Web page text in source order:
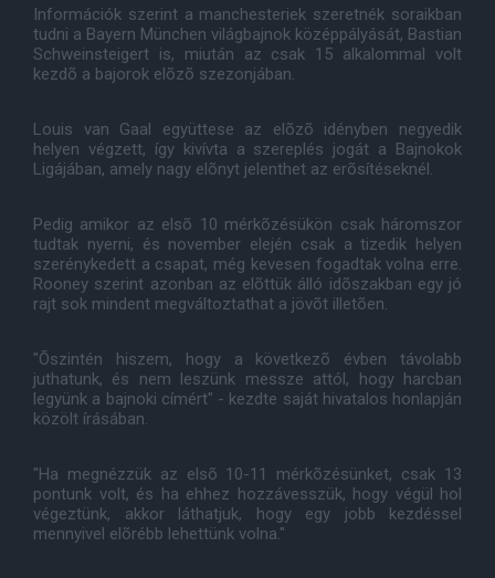
Információk szerint a manchesteriek szeretnék soraikban
tudni a Bayern München világbajnok középpályását, Bastian
Schweinsteigert is, miután az csak 15 alkalommal volt
kezdõ a bajorok elõzõ szezonjában.
Louis van Gaal együttese az elõzõ idényben negyedik
helyen végzett, így kivívta a szereplés jogát a Bajnokok
Ligájában, amely nagy elõnyt jelenthet az erõsítéseknél.
Pedig amikor az elsõ 10 mérkõzésükön csak háromszor
tudtak nyerni, és november elején csak a tizedik helyen
szerénykedett a csapat, még kevesen fogadtak volna erre.
Rooney szerint azonban az elõttük álló idõszakban egy jó
rajt sok mindent megváltoztathat a jövõt illetõen.
"Õszintén hiszem, hogy a következõ évben távolabb
juthatunk, és nem leszünk messze attól, hogy harcban
legyünk a bajnoki címért" - kezdte saját hivatalos honlapján
közölt írásában.
"Ha megnézzük az elsõ 10-11 mérkõzésünket, csak 13
pontunk volt, és ha ehhez hozzávesszük, hogy végül hol
végeztünk, akkor láthatjuk, hogy egy jobb kezdéssel
mennyivel elõrébb lehettünk volna."